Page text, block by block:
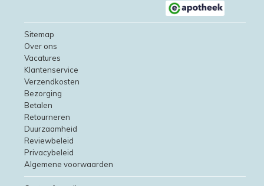
Sitemap
Over ons
Vacatures
Klantenservice
Verzendkosten
Bezorging
Betalen
Retourneren
Duurzaamheid
Reviewbeleid
Privacybeleid
Algemene voorwaarden